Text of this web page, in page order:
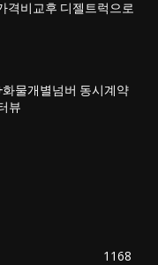
격비교후 디젤트럭으로
물개별넘버 동시계약
뷰
1168